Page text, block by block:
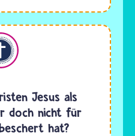
Jesus als
doch nicht für
hat?